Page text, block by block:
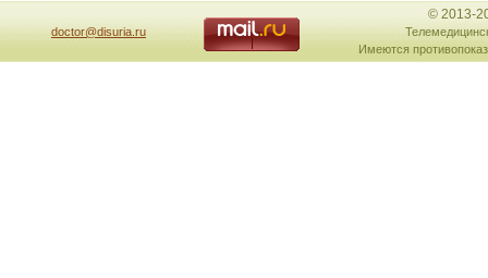
doctor@disuria.ru
© 2013-
Имеются